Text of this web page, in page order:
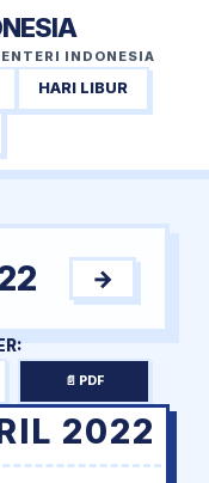
INDONESIA
HARI LIBUR
→
📄 PDF
2022